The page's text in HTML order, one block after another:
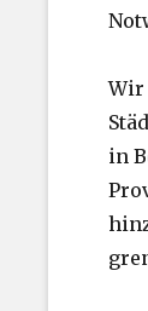
Wir
in